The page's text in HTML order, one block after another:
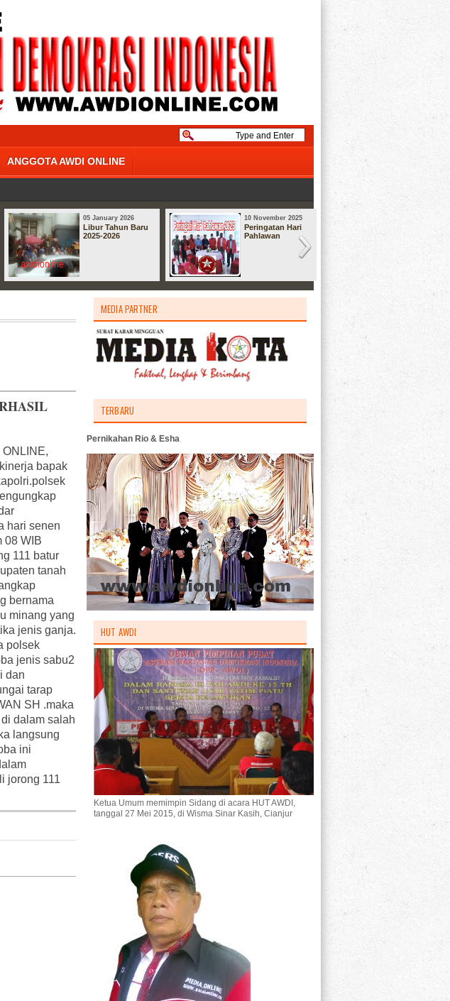
ANGGOTA AWDI ONLINE
05 January 2026
Libur Tahun Baru
2025-2026
10 November 2025
Peringatan Hari
Pahlawan
bapak
hari senen
08 WIB
111 batur
tanah
bernama
minang yang
jenis ganja.
polsek
jenis sabu2
dan
tarap
SH .maka
dalam salah
langsung
ini
jorong 111
MEDIA PARTNER
TERBARU
Pernikahan Rio & Esha
HUT AWDI
Ketua Umum memimpin Sidang di acara HUT AWDI,
tanggal 27 Mei 2015, di Wisma Sinar Kasih, Cianjur